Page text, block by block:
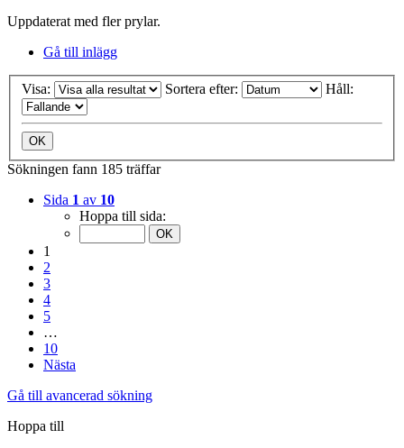
Uppdaterat med fler prylar.
Gå till inlägg
Visa: Sortera efter: Håll:
Sökningen fann 185 träffar
Sida 1 av 10
Hoppa till sida:
1
2
3
4
5
…
10
Nästa
Gå till avancerad sökning
Hoppa till